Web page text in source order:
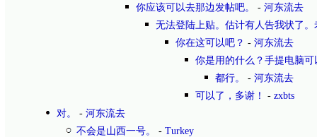
你应该可以去那边发帖吧。
- 河东流去
无法登陆上贴。估计有人告我状了。
你在这可以吧？ - 河东流去
你是用的什么？手提电脑
都行。
- 河东流去
可以了，多谢！
- zxbts
对。
- 河东流去
不会是山西一号。
- Turkey